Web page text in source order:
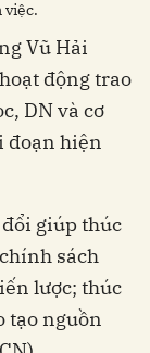
việc.
Vũ Hải
động trao
DN và cơ
đoạn hiện
giúp thúc
sách
lược; thúc
tạo nguồn